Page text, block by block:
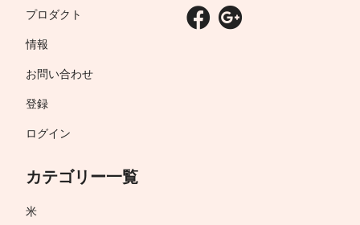
プロダクト
情報
お問い合わせ
登録
ログイン
カテゴリー一覧
米